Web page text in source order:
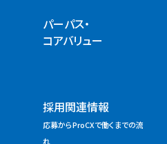
パーパス・
コアバリュー
採用関連情報
応募からProCXで働くまでの流
れ